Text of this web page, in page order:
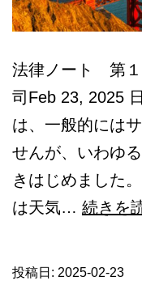
法律ノート 第
司Feb 23, 2025
は、一般的には
せんが、いわゆ
きはじめました
は天気… 続きを
投稿日: 2025-02-23